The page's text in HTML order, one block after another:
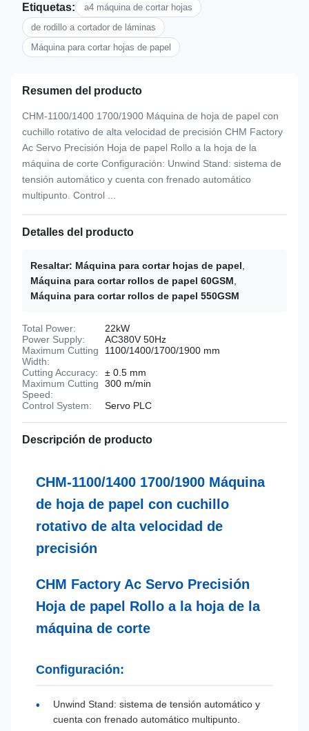
Etiquetas:
a4 máquina de cortar hojas
de rodillo a cortador de láminas
Máquina para cortar hojas de papel
Resumen del producto
CHM-1100/1400 1700/1900 Máquina de hoja de papel con
cuchillo rotativo de alta velocidad de precisión CHM Factory
Ac Servo Precisión Hoja de papel Rollo a la hoja de la
máquina de corte Configuración: Unwind Stand: sistema de
tensión automático y cuenta con frenado automático
multipunto. Control ...
Detalles del producto
Resaltar: Máquina para cortar hojas de papel
Máquina para cortar rollos de papel 60GSM
Máquina para cortar rollos de papel 550GSM
Total Power:
22kW
Power Supply:
AC380V 50Hz
Maximum Cutting
Width:
1100/1400/1700/1900 mm
Cutting Accuracy:
± 0.5 mm
Maximum Cutting
Speed:
300 m/min
Control System:
Servo PLC
Descripción de producto
CHM-1100/1400 1700/1900 Máquina
de hoja de papel con cuchillo
rotativo de alta velocidad de
precisión
CHM Factory Ac Servo Precisión
Hoja de papel Rollo a la hoja de la
máquina de corte
Configuración:
Unwind Stand: sistema de tensión automático y
cuenta con frenado automático multipunto.